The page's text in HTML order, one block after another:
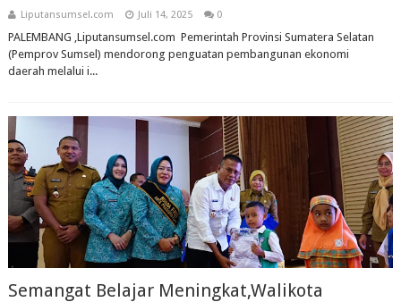
Liputansumsel.com Juli 14, 2025 0
PALEMBANG ,Liputansumsel.com Pemerintah Provinsi Sumatera Selatan
(Pemprov Sumsel) mendorong penguatan pembangunan ekonomi
daerah melalui i...
Semangat Belajar Meningkat,Walikota